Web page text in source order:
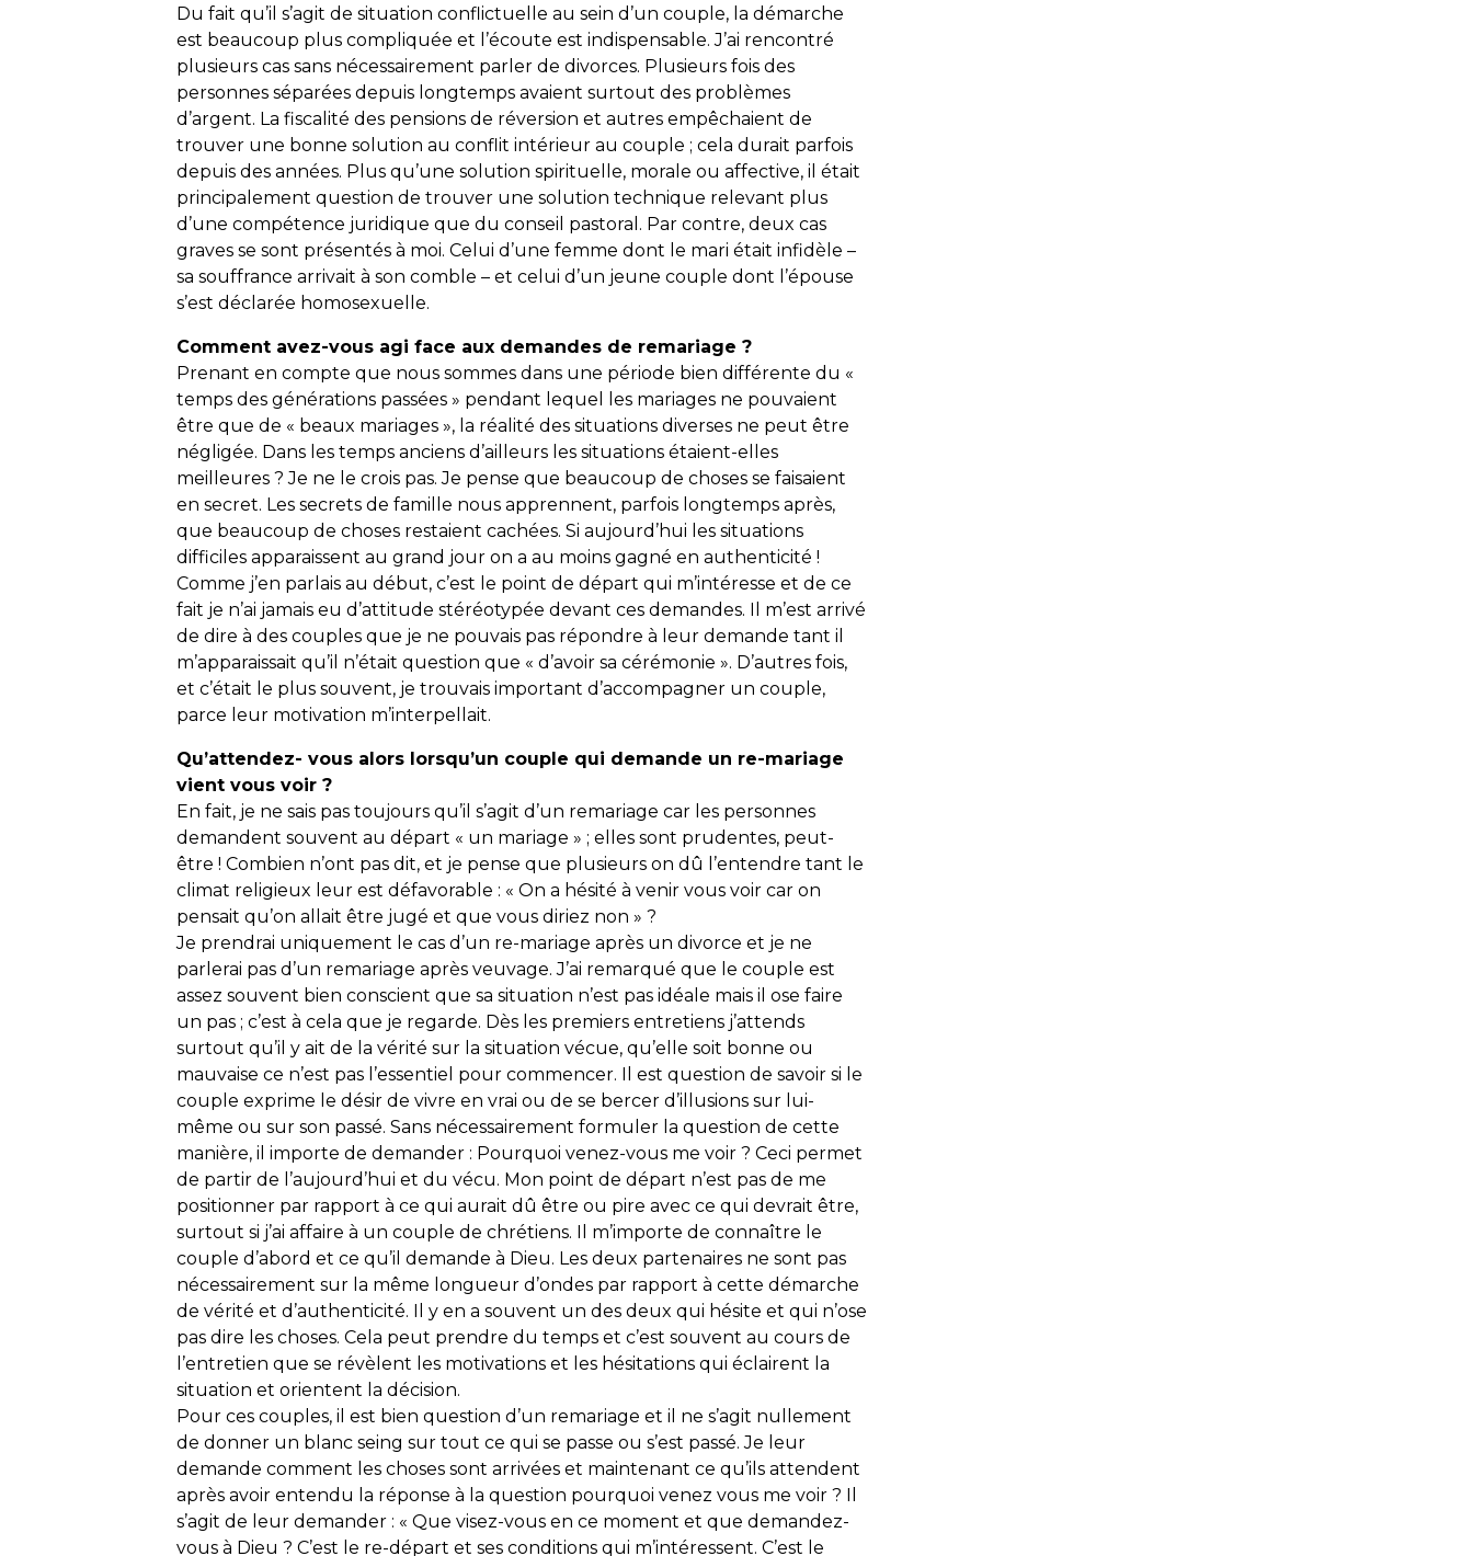
Du fait qu’il s’agit de situation conflictuelle au sein d’un couple, la démarche
est beaucoup plus compliquée et l’écoute est indispensable. J’ai rencontré
plusieurs cas sans nécessairement parler de divorces. Plusieurs fois des
personnes séparées depuis longtemps avaient surtout des problèmes
d’argent. La fiscalité des pensions de réversion et autres empêchaient de
trouver une bonne solution au conflit intérieur au couple ; cela durait parfois
depuis des années. Plus qu’une solution spirituelle, morale ou affective, il était
principalement question de trouver une solution technique relevant plus
d’une compétence juridique que du conseil pastoral. Par contre, deux cas
graves se sont présentés à moi. Celui d’une femme dont le mari était infidèle –
sa souffrance arrivait à son comble – et celui d’un jeune couple dont l’épouse
s’est déclarée homosexuelle.
Comment avez-vous agi face aux demandes de remariage ?
Prenant en compte que nous sommes dans une période bien différente du «
temps des générations passées » pendant lequel les mariages ne pouvaient
être que de « beaux mariages », la réalité des situations diverses ne peut être
négligée. Dans les temps anciens d’ailleurs les situations étaient-elles
meilleures ? Je ne le crois pas. Je pense que beaucoup de choses se faisaient
en secret. Les secrets de famille nous apprennent, parfois longtemps après,
que beaucoup de choses restaient cachées. Si aujourd’hui les situations
difficiles apparaissent au grand jour on a au moins gagné en authenticité !
Comme j’en parlais au début, c’est le point de départ qui m’intéresse et de ce
fait je n’ai jamais eu d’attitude stéréotypée devant ces demandes. Il m’est arrivé
de dire à des couples que je ne pouvais pas répondre à leur demande tant il
m’apparaissait qu’il n’était question que « d’avoir sa cérémonie ». D’autres fois,
et c’était le plus souvent, je trouvais important d’accompagner un couple,
parce leur motivation m’interpellait.
Qu’attendez- vous alors lorsqu’un couple qui demande un re-mariage
vient vous voir ?
En fait, je ne sais pas toujours qu’il s’agit d’un remariage car les personnes
demandent souvent au départ « un mariage » ; elles sont prudentes, peut-
être ! Combien n’ont pas dit, et je pense que plusieurs on dû l’entendre tant le
climat religieux leur est défavorable : « On a hésité à venir vous voir car on
pensait qu’on allait être jugé et que vous diriez non » ?
Je prendrai uniquement le cas d’un re-mariage après un divorce et je ne
parlerai pas d’un remariage après veuvage. J’ai remarqué que le couple est
assez souvent bien conscient que sa situation n’est pas idéale mais il ose faire
un pas ; c’est à cela que je regarde. Dès les premiers entretiens j’attends
surtout qu’il y ait de la vérité sur la situation vécue, qu’elle soit bonne ou
mauvaise ce n’est pas l’essentiel pour commencer. Il est question de savoir si le
couple exprime le désir de vivre en vrai ou de se bercer d’illusions sur lui-
même ou sur son passé. Sans nécessairement formuler la question de cette
manière, il importe de demander : Pourquoi venez-vous me voir ? Ceci permet
de partir de l’aujourd’hui et du vécu. Mon point de départ n’est pas de me
positionner par rapport à ce qui aurait dû être ou pire avec ce qui devrait être,
surtout si j’ai affaire à un couple de chrétiens. Il m’importe de connaître le
couple d’abord et ce qu’il demande à Dieu. Les deux partenaires ne sont pas
nécessairement sur la même longueur d’ondes par rapport à cette démarche
de vérité et d’authenticité. Il y en a souvent un des deux qui hésite et qui n’ose
pas dire les choses. Cela peut prendre du temps et c’est souvent au cours de
l’entretien que se révèlent les motivations et les hésitations qui éclairent la
situation et orientent la décision.
Pour ces couples, il est bien question d’un remariage et il ne s’agit nullement
de donner un blanc seing sur tout ce qui se passe ou s’est passé. Je leur
demande comment les choses sont arrivées et maintenant ce qu’ils attendent
après avoir entendu la réponse à la question pourquoi venez vous me voir ? Il
s’agit de leur demander : « Que visez-vous en ce moment et que demandez-
vous à Dieu ? C’est le re-départ et ses conditions qui m’intéressent. C’est le